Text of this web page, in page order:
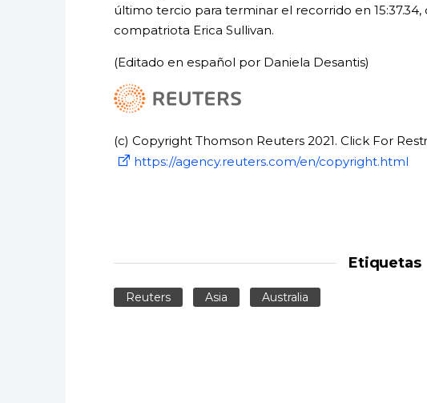
último tercio para terminar el recorrido en
compatriota Erica Sullivan.
(Editado en español por Daniela Desantis)
(c) Copyright Thomson Reuters 2021. Click For
https://agency.reuters.com/en/copyright.html
Etiquetas
Reuters Asia Australia